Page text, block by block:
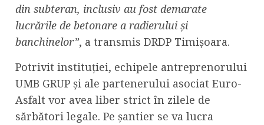
din subteran, inclusiv au fost demarate
lucrările de betonare a radierului și
banchinelor”, a transmis DRDP Timișoara.
Potrivit instituției, echipele antreprenorului
UMB GRUP și ale partenerului asociat Euro-
Asfalt vor avea liber strict în zilele de
sărbători legale. Pe șantier se va lucra